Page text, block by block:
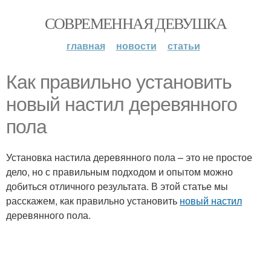
СОВРЕМЕННАЯ ДЕВУШКА
главная новости статьи
Как правильно установить
новый настил деревянного
пола
Установка настила деревянного пола – это не простое
дело, но с правильным подходом и опытом можно
добиться отличного результата. В этой статье мы
расскажем, как правильно установить новый настил
деревянного пола.